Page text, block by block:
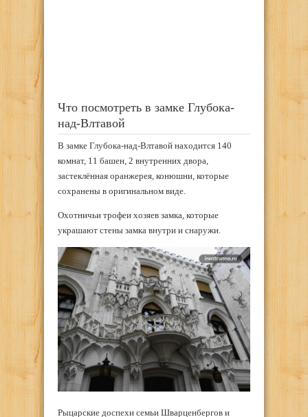
Что посмотреть в замке Глубока-
над-Влтавой
В замке Глубока-над-Влтавой находится 140
комнат, 11 башен, 2 внутренних двора,
застеклённая оранжерея, конюшни, которые
сохранены в оригинальном виде.
Охотничьи трофеи хозяев замка, которые
украшают стены замка внутри и снаружи.
Рыцарские доспехи семьи Шварценбергов и